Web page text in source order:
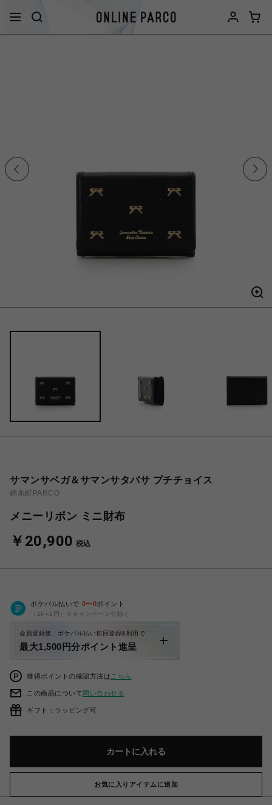
サマンサベガ＆サマンサタバサ プチチョイス
錦糸町PARCO
メニーリボン ミニ財布
￥20,900 税込
ポケパル払いで 0〜0ポイント
（1P=1円）※キャンペーン分除く
会員登録後、ポケパル払い初回登録&利用で
最大1,500円分ポイント進呈
獲得ポイントの確認方法は こちら
この商品について問い合わせる
ギフト：ラッピング可
カートに入れる
お気に入りアイテムに追加